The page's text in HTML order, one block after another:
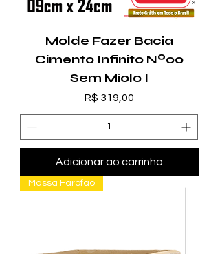
Molde Fazer Bacia
Cimento Infinito Nº00
Sem Miolo I
Preço
R$ 319,00
Adicionar ao carrinho
Massa Farofão